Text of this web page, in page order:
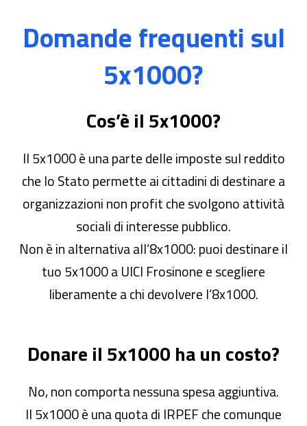
Domande frequenti sul
5x1000?
Cos’è il 5x1000?
Il 5x1000 è una parte delle imposte sul reddito
che lo Stato permette ai cittadini di destinare a
organizzazioni non profit che svolgono attività
sociali di interesse pubblico.
Non è in alternativa all’8x1000: puoi destinare il
tuo 5x1000 a UICI Frosinone e scegliere
liberamente a chi devolvere l’8x1000.
Donare il 5x1000 ha un costo?
No, non comporta nessuna spesa aggiuntiva.
Il 5x1000 è una quota di IRPEF che comunque